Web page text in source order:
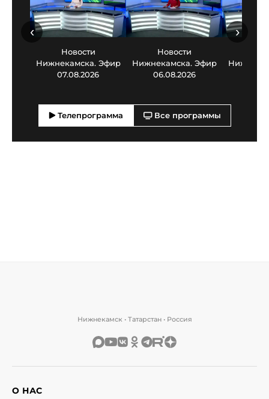
Новости
Нижнекамска. Эфир
07.08.2026
Новости
Нижнекамска. Эфир
06.08.2026
‹ ›
Телепрограмма Все программы
Нижнекамск • Татарстан • Россия
О НАС